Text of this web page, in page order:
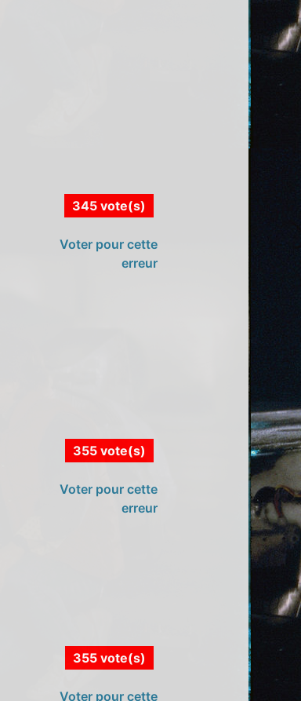
345 vote(s)
Voter pour cette
erreur
355 vote(s)
Voter pour cette
erreur
355 vote(s)
Voter pour cette